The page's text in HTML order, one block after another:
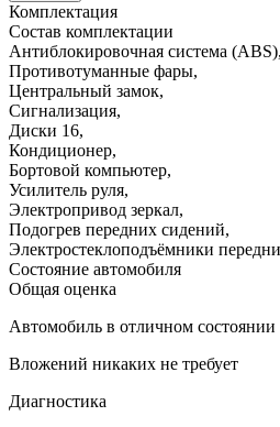
Комплектация
Состав комплектации
Антиблокировочная система (ABS),
Противотуманные фары,
Центральный замок,
Сигнализация,
Диски 16,
Кондиционер,
Бортовой компьютер,
Усилитель руля,
Электропривод зеркал,
Подогрев передних сидений,
Электростеклоподъёмники
Состояние автомобиля
Общая оценка
Автомобиль в отличном состоянии
Вложений никаких не требует
Диагностика